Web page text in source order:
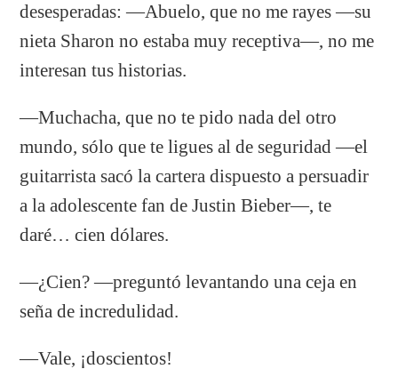
desesperadas: —Abuelo, que no me rayes —su
nieta Sharon no estaba muy receptiva—, no me
interesan tus historias.
—Muchacha, que no te pido nada del otro
mundo, sólo que te ligues al de seguridad —el
guitarrista sacó la cartera dispuesto a persuadir
a la adolescente fan de Justin Bieber—, te
daré… cien dólares.
—¿Cien? —preguntó levantando una ceja en
seña de incredulidad.
—Vale, ¡doscientos!